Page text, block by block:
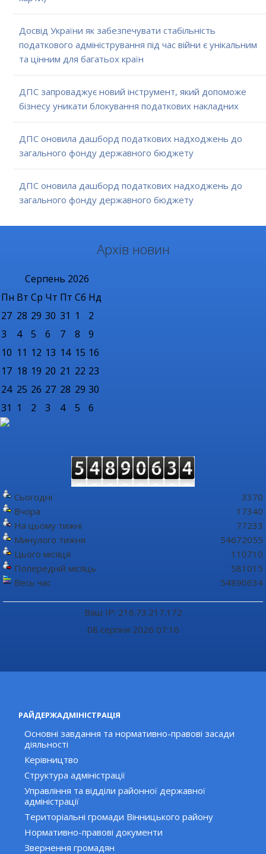
Досвід України як забезпечувати стабільність
податкового адміністрування під час війни є унікальним
та цінним для багатьох країн
ДПС запроваджує новий інструмент, який допоможе
бізнесу уникати блокування податкових накладних
ДПС оновила дашборд податкових надходжень до
загального фонду державного бюджету
ДПС оновила дашборд податкових надходжень до
загального фонду державного бюджету
Архів новин
Серпень 2026
Пн Вт Ср Чт Пт Сб Нд
27 28 29 30 31 1
2
3
4 5 6 7 8
9
10 11 12 13 14 15 16
17 18 19 20 21 22 23
24 25 26 27 28 29 30
31 1 2 3 4 5 6
Сьогодні
Вчора
На цьому тижні
Минулого тижня
Цього місяця
Попередній місяць
Весь час
3370
17340
77233
54672055
110710
581015
54890634
Ваш IP: 216.73.217.172
08 серпня 2026 07:16
РАЙДЕРЖАДМІНІСТРАЦІЯ
Основні завдання та нормативно-правові засади
діяльності
Керівництво
Структура адміністрації
Управління та відділи районної державної
адміністрації
Територіальні громади Вінницького району
Нормативно-правові документи
Звернення громадян